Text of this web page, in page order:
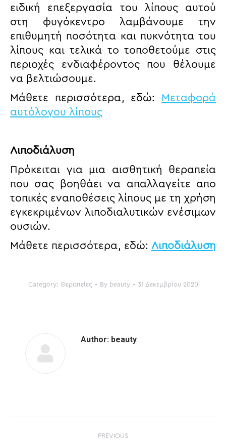
ειδική επεξεργασία του λίπους αυτού
στη φυγόκεντρο λαμβάνουμε την
επιθυμητή ποσότητα και πυκνότητα του
λίπους και τελικά το τοποθετούμε στις
περιοχές ενδιαφέροντος που θέλουμε
να βελτιώσουμε.
Μάθετε περισσότερα, εδώ: Μεταφορά
αυτόλογου λίπους
Λιποδιάλυση
Πρόκειται για μια αισθητική θεραπεία
που σας βοηθάει να απαλλαγείτε απο
τοπικές εναποθέσεις λίπους με τη χρήση
εγκεκριμένων λιποδιαλυτικών ενέσιμων
ουσιών.
Μάθετε περισσότερα, εδώ: Λιποδιάλυση
Category: Θεραπείες By beauty 31 Δεκεμβρίου 2020
Author: beauty
PREVIOUS